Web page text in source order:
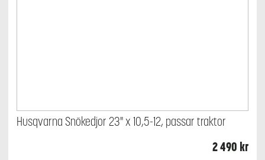
Husqvarna Snökedjor 23" x 10,5-12, passar traktor
2 490 kr